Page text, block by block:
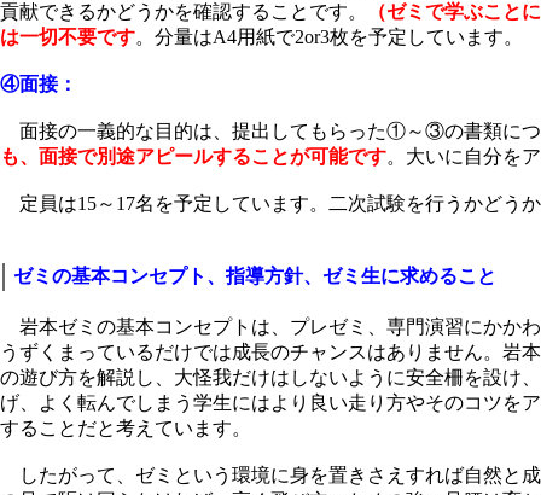
貢献できるかどうかを確認すること です。
（ゼミで学ぶこと
は一切不要です。分量はA4用紙で2or3枚を予定しています。
④面接：
面接の一義的な目的は、提出してもらった①～③の書類に
も、面接で別途アピールすることが可能です。大いに自分を
定員は15～17名を予定しています。二次試験を行うかどう
ゼミの基本コンセプト、指導方針、ゼミ生に求めること
岩本ゼミの基本コンセプトは、プレゼミ、専門演習にかか
うずくまっているだけでは成長のチャンスはありません。岩
の遊び方を解説し、大怪我だけはしないように安全柵を設け
げ、よく転んでしまう学生にはより良い走り方やそのコツを
することだと考えています。
したがって、ゼミという環境に身を置きさえすれば自然と